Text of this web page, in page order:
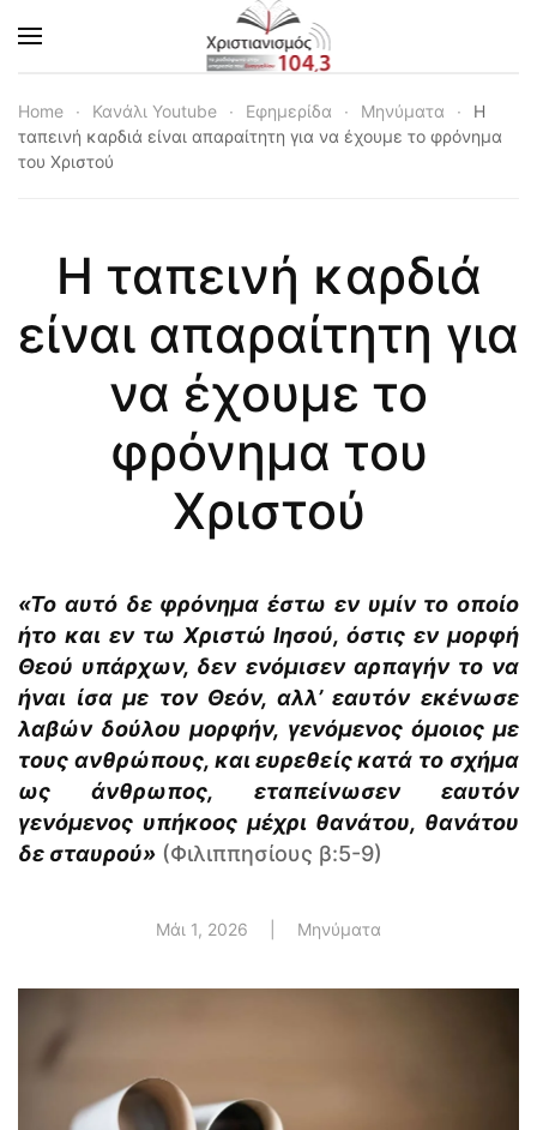
Skip to main content
Home Κανάλι Youtube Εφημερίδα Μηνύματα
Η
ταπεινή καρδιά είναι απαραίτητη για να έχουμε το φρόνημα
του Χριστού
Η ταπεινή καρδιά
είναι απαραίτητη για
να έχουμε το
φρόνημα του
Χριστού
«Το αυτό δε φρόνημα έστω εν υμίν το οποίο
ήτο και εν τω Χριστώ Ιησού, όστις εν μορφή
Θεού υπάρχων, δεν ενόμισεν αρπαγήν το να
ήναι ίσα με τον Θεόν, αλλ’ εαυτόν εκένωσε
λαβών δούλου μορφήν, γενόμενος όμοιος με
τους ανθρώπους, και ευρεθείς κατά το σχήμα
ως άνθρωπος, εταπείνωσεν εαυτόν
γενόμενος υπήκοος μέχρι θανάτου, θανάτου
δε σταυρού» (Φιλιππησίους β:5-9)
Μάι 1, 2026 Μηνύματα